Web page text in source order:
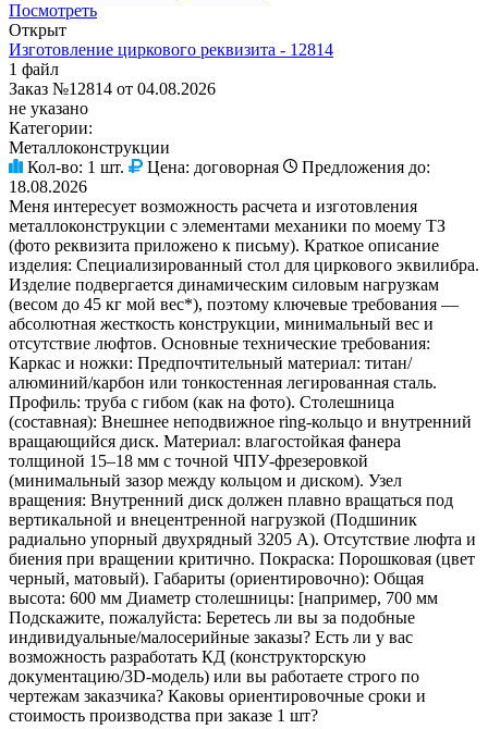
Посмотреть
Открыт
Изготовление циркового реквизита - 12814
1 файл
Заказ №12814 от 04.08.2026
не указано
Категории:
Металлоконструкции
Кол-во: 1 шт. Цена: договорная
Предложения до:
18.08.2026
Меня интересует возможность расчета и изготовления
металлоконструкции с элементами механики по моему ТЗ
(фото реквизита приложено к письму). Краткое описание
изделия: Специализированный стол для циркового эквилибра.
Изделие подвергается динамическим силовым нагрузкам
(весом до 45 кг мой вес*), поэтому ключевые требования —
абсолютная жесткость конструкции, минимальный вес и
отсутствие люфтов. Основные технические требования:
Каркас и ножки: Предпочтительный материал: титан/
алюминий/карбон или тонкостенная легированная сталь.
Профиль: труба с гибом (как на фото). Столешница
(составная): Внешнее неподвижное ring-кольцо и внутренний
вращающийся диск. Материал: влагостойкая фанера
толщиной 15–18 мм с точной ЧПУ-фрезеровкой
(минимальный зазор между кольцом и диском). Узел
вращения: Внутренний диск должен плавно вращаться под
вертикальной и внецентренной нагрузкой (Подшиник
радиально упорный двухрядный 3205 А). Отсутствие люфта и
биения при вращении критично. Покраска: Порошковая (цвет
черный, матовый). Габариты (ориентировочно): Общая
высота: 600 мм Диаметр столешницы: [например, 700 мм
Подскажите, пожалуйста: Беретесь ли вы за подобные
индивидуальные/малосерийные заказы? Есть ли у вас
возможность разработать КД (конструкторскую
документацию/3D-модель) или вы работаете строго по
чертежам заказчика? Каковы ориентировочные сроки и
стоимость производства при заказе 1 шт?